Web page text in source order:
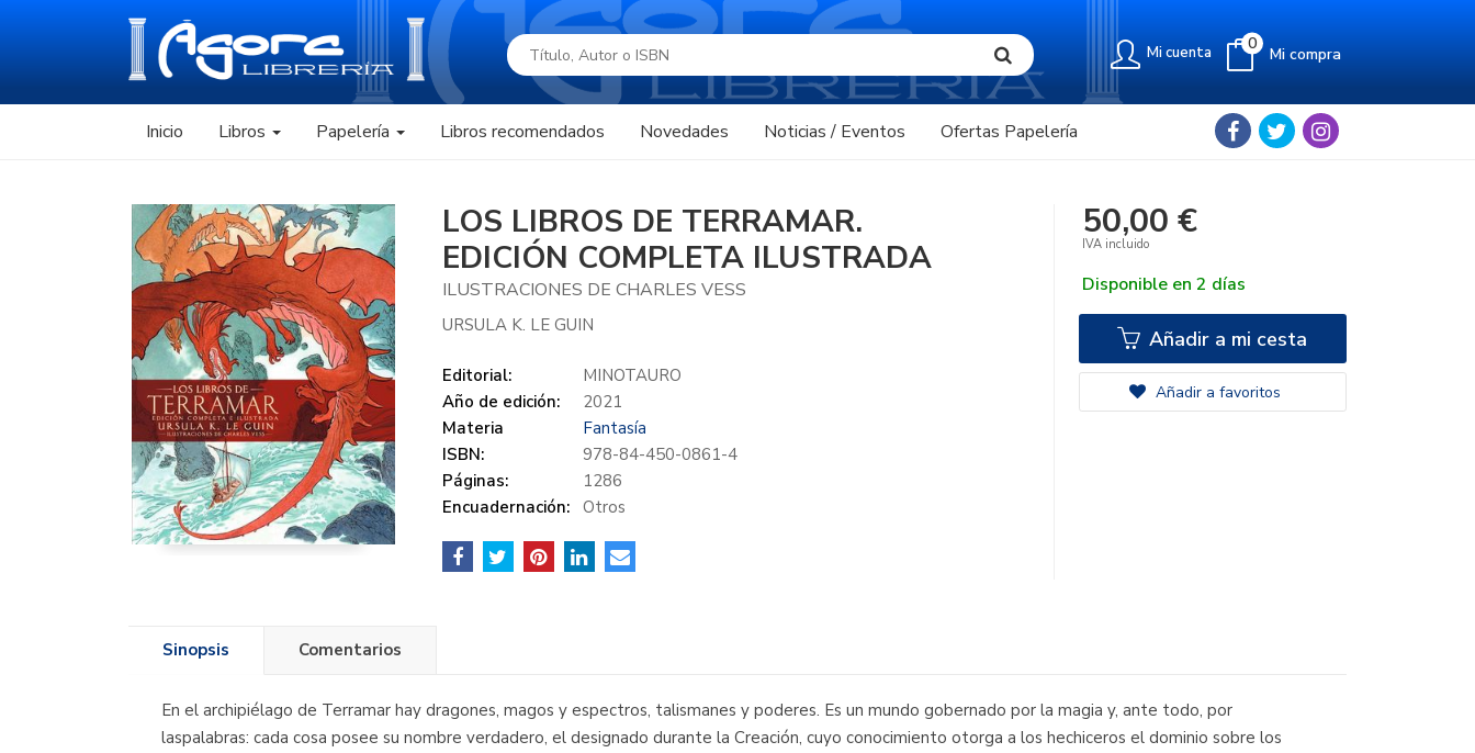
Mi cuenta Mi compra
0
Inicio Libros Papelería Libros recomendados Novedades Noticias / Eventos Ofertas Papelería
LOS LIBROS DE TERRAMAR.
EDICIÓN COMPLETA ILUSTRADA
ILUSTRACIONES DE CHARLES VESS
URSULA K. LE GUIN
Editorial:
MINOTAURO
Año de edición:
2021
Materia
Fantasía
ISBN:
978-84-450-0861-4
Páginas:
1286
Encuadernación:
Otros
50,00 €
IVA incluido
Disponible en 2 días
Añadir a mi cesta
Añadir a favoritos
Sinopsis Comentarios
En el archipiélago de Terramar hay dragones, magos y espectros, talismanes y poderes. Es un mundo gobernado por la magia y, ante todo, por
laspalabras: cada cosa posee su nombre verdadero, el designado durante la Creación, cuyo conocimiento otorga a los hechiceros el dominio sobre los